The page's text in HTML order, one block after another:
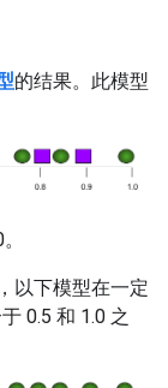
的结果。此模型
以下模型在一定
0.5 和 1.0 之